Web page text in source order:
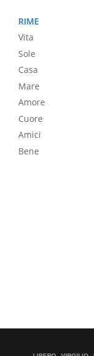
RIME
Vita
Sole
Casa
Mare
Amore
Cuore
Amici
Bene